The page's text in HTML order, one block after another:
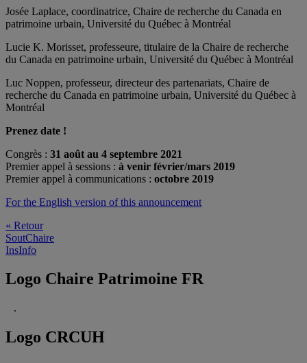
Josée Laplace, coordinatrice, Chaire de recherche du Canada en
patrimoine urbain, Université du Québec à Montréal
Lucie K. Morisset, professeure, titulaire de la Chaire de recherche
du Canada en patrimoine urbain, Université du Québec à Montréal
Luc Noppen, professeur, directeur des partenariats, Chaire de
recherche du Canada en patrimoine urbain, Université du Québec à
Montréal
Prenez date !
Congrès : 31 août au 4 septembre 2021
Premier appel à sessions : à venir février/mars 2019
Premier appel à communications : octobre 2019
For the English version of this announcement
« Retour
SoutChaire
InsInfo
Logo Chaire Patrimoine FR
.
Logo CRCUH